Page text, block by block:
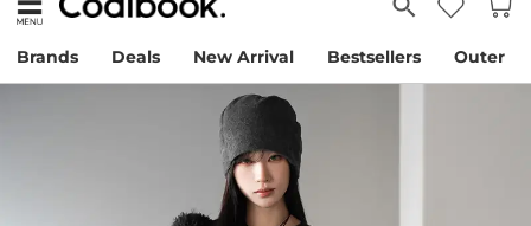
Brands Deals New Arrival Bestsellers Outer